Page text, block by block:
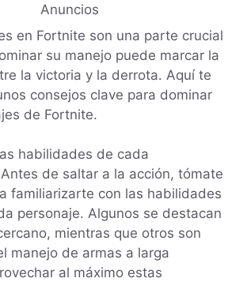
Anuncios
en Fortnite son una parte crucial
su manejo puede marcar la
la victoria y la derrota. Aquí te
consejos clave para dominar
de Fortnite.
habilidades de cada
de saltar a la acción, tómate
familiarizarte con las habilidades
personaje. Algunos se destacan
mientras que otros son
manejo de armas a larga
al máximo estas